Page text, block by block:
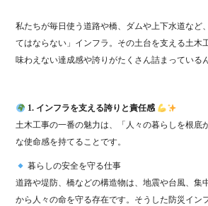
私たちが毎日使う道路や橋、ダムや上下水道など
てはならない」インフラ。その土台を支える土木
味わえない達成感や誇りがたくさん詰まっている
1. インフラを支える誇りと責任感
土木工事の一番の魅力は、「人々の暮らしを根底
な使命感を持てることです。
暮らしの安全を守る仕事
道路や堤防、橋などの構造物は、地震や台風、集
から人々の命を守る存在です。そうした防災イン